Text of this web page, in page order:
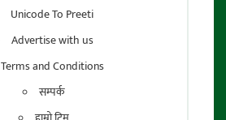
Unicode To Preeti
Advertise with us
Terms and Conditions
सम्पर्क